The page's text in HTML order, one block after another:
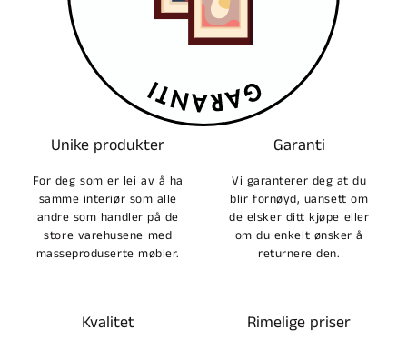
Unike produkter
For deg som er lei av å ha
samme interiør som alle
andre som handler på de
store varehusene med
masseproduserte møbler.
Garanti
Vi garanterer deg at du
blir fornøyd, uansett om
de elsker ditt kjøpe eller
om du enkelt ønsker å
returnere den.
Kvalitet Rimelige priser